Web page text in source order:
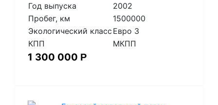
Год выпуска
2002
Пробег, км
1500000
Экологический класс Евро 3
КПП
МКПП
1 300 000 Р